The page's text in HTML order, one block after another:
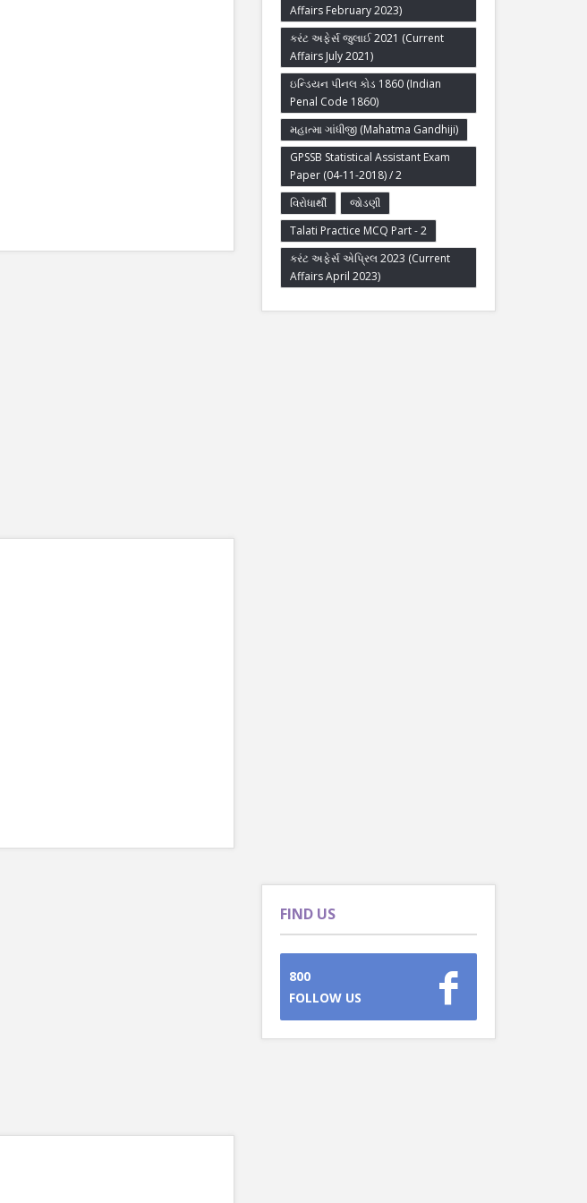
Affairs February 2023)
કરંટ અફેર્સ જુલાઈ 2021 (Current
Affairs July 2021)
ઇન્ડિયન પીનલ કોડ 1860 (Indian
Penal Code 1860)
મહાત્મા ગાંધીજી (Mahatma Gandhiji)
GPSSB Statistical Assistant Exam
Paper (04-11-2018) / 2
વિરોધાર્થી
જોડણી
Talati Practice MCQ Part - 2
કરંટ અફેર્સ એપ્રિલ 2023 (Current
Affairs April 2023)
FIND US
800
FOLLOW US